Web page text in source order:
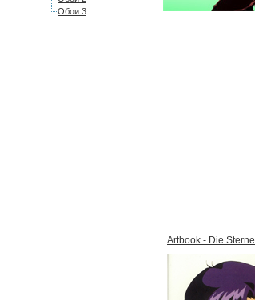
Обои 3
Artbook - Die Sterne